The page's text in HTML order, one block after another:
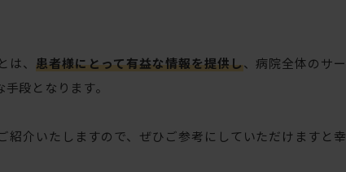
は、患者様にとって有益な情報を提供し、病院全体のサー
段となります。
介いたしますので、ぜひご参考にしていただけますと幸